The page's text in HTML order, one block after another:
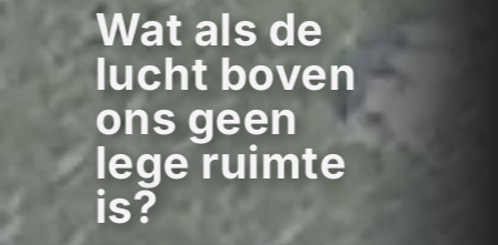
Wat als de
lucht boven
ons geen
lege ruimte
is?